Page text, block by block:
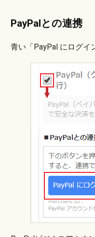
PayPalとの連携
青い「PayPal にログイ